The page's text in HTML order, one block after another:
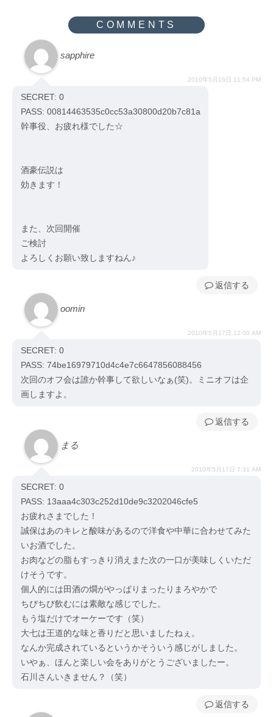
sapphire
2010年5月16日 11:54 PM
SECRET: 0
PASS: 00814463535c0cc53a30800d20b7c81a
幹事役、お疲れ様でした☆
酒豪伝説は
効きます！
また、次回開催
ご検討
よろしくお願い致しますねん♪
返信
oomin
2010年5月17日 12:00 AM
SECRET: 0
PASS: 74be16979710d4c4e7c6647856088456
次回のオフ会は誰か幹事して欲しいなぁ(笑)。ミニオフは企
画しますよ。
返信
まる
2010年5月17日 7:31 AM
SECRET: 0
PASS: 13aaa4c303c252d10de9c3202046cfe5
お疲れさまでした！
誠保はあのキレと酸味があるので洋食や中華に合わせてみた
いお酒でした。
お肉などの脂もすっきり消えまた次の一口が美味しくいただ
けそうです。
個人的には田酒の燗がやっぱりまったりまろやかで
ちびちび飲むには素敵な感じでした。
もう塩だけでオーケーです（笑）
大七は王道的な味と香りだと思いましたねぇ。
なんか完成されているというかそういう感じがしました。
いやぁ、ほんと楽しい会をありがとうございましたー。
石川さんいきません？（笑）
返信